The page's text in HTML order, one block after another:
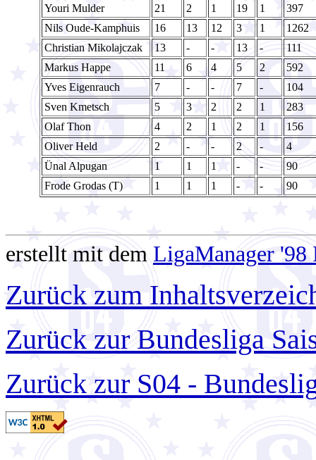
Youri Mulder
21 2 1 19 1
397
Nils Oude-Kamphuis
16 13 12 3 1
1262
Christian Mikolajczak
13 - - 13 -
111
Markus Happe
11 6 4 5 2
592
Yves Eigenrauch
7 - - 7 -
104
Sven Kmetsch
5 3 2 2 1
283
Olaf Thon
4 2 1 2 1
156
Oliver Held
2 - - 2 -
4
Ünal Alpugan
1 1 1 - -
90
Frode Grodas (T)
1 1 1 - - 90
erstellt mit dem LigaManager '98
Zurück zum
Zurück zur Bundesliga
Zurück zur S04 -